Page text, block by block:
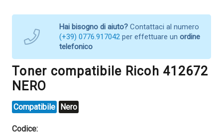
Hai bisogno di aiuto? Contattaci al numero
(+39) 0776.917042 per effettuare un ordine
telefonico
Toner compatibile Ricoh 412672
NERO
Compatibile Nero
Codice: